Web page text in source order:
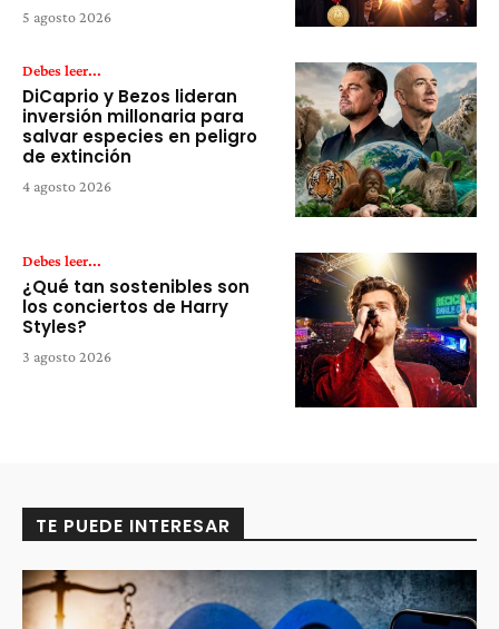
5 agosto 2026
Debes leer...
DiCaprio y Bezos lideran
inversión millonaria para
salvar especies en peligro
de extinción
4 agosto 2026
Debes leer...
¿Qué tan sostenibles son
los conciertos de Harry
Styles?
3 agosto 2026
TE PUEDE INTERESAR